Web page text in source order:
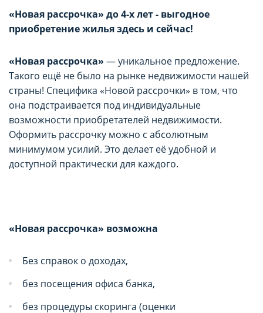
«Новая рассрочка» до 4-х лет - выгодное
приобретение жильяздесь и сейчас!
«Новая рассрочка» — уникальное предложение.
Такого ещё не было на рынке недвижимости нашей
страны! Специфика «Новой рассрочки» в том, что
она подстраивается под индивидуальные
возможности приобретателей недвижимости.
Оформить рассрочку можно с абсолютным
минимумом усилий. Это делает её удобной и
доступной практически для каждого.
«Новая рассрочка» возможна
Без справок о доходах,
без посещения офиса банка,
без процедуры скоринга (оценки